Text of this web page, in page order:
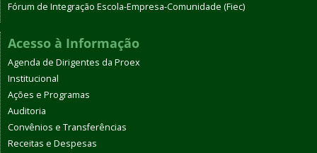
Fórum de Integração Escola-Empresa-Comunidade (Fiec)
Acesso à Informação
Agenda de Dirigentes da Proex
Institucional
Ações e Programas
Auditoria
Convênios e Transferências
Receitas e Despesas